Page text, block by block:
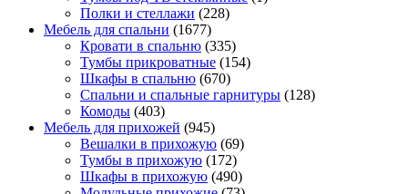
Полки и стеллажи (228)
Мебель для спальни (1677)
Кровати в спальню (335)
Тумбы прикроватные (154)
Шкафы в спальню (670)
Спальни и спальные гарнитуры (128)
Комоды (403)
Мебель для прихожей (945)
Вешалки в прихожую (69)
Тумбы в прихожую (172)
Шкафы в прихожую (490)